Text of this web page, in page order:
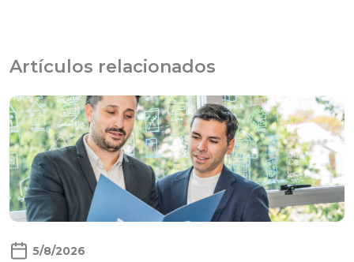
Artículos relacionados
5/8/2026